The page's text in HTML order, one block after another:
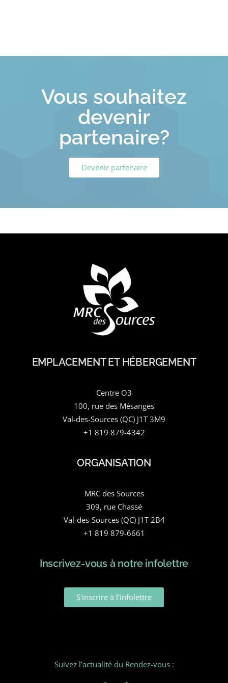
Vous souhaitez
devenir
partenaire?
Devenir partenaire
EMPLACEMENT ET HÉBERGEMENT
Centre O3
100, rue des Mésanges
Val-des-Sources (QC) J1T 3M9
+1 819 879-4342
ORGANISATION
MRC des Sources
309, rue Chassé
Val-des-Sources (QC) J1T 2B4
+1 819 879-6661
Inscrivez-vous à notre infolettre
S'inscrire à l'infolettre
Suivez l’actualité du Rendez-vous :